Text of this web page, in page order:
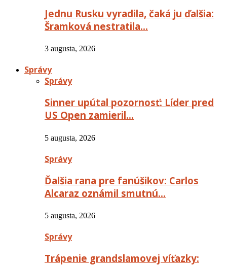
Jednu Rusku vyradila, čaká ju ďalšia:
Šramková nestratila…
3 augusta, 2026
Správy
Správy
Sinner upútal pozornosť: Líder pred
US Open zamieril…
5 augusta, 2026
Správy
Ďalšia rana pre fanúšikov: Carlos
Alcaraz oznámil smutnú…
5 augusta, 2026
Správy
Trápenie grandslamovej víťazky: